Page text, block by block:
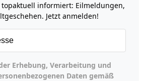
topaktuell informiert: Eilmeldungen,
Jetzt anmelden!
Daten gemäß